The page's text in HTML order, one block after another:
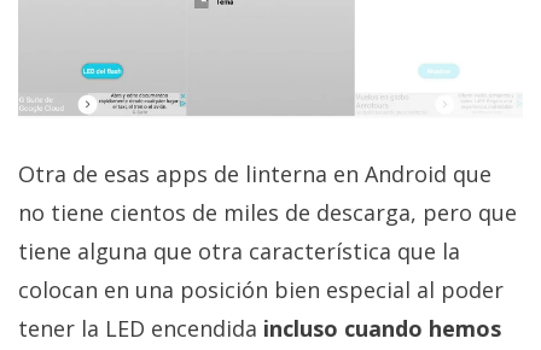
Otra de esas apps de linterna en Android que
no tiene cientos de miles de descarga, pero que
tiene alguna que otra característica que la
colocan en una posición bien especial al poder
tener la LED encendida incluso cuando hemos